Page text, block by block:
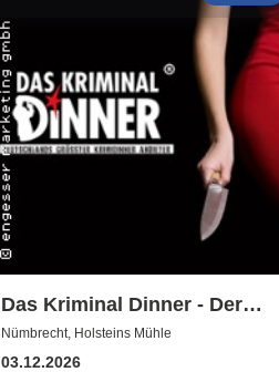
Das Kriminal Dinner - Der
Polterabendkiller
Nümbrecht, Holsteins Mühle
03.12.2026